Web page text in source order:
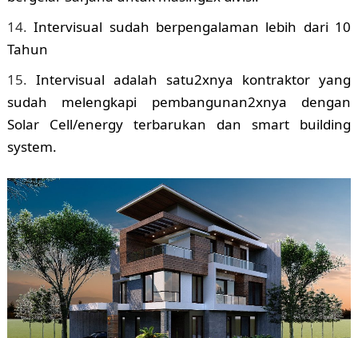
Intervisual sudah berpengalaman lebih dari 10
Tahun
Intervisual adalah satu2xnya kontraktor yang
sudah melengkapi pembangunan2xnya dengan
Solar Cell/energy terbarukan dan smart building
system.